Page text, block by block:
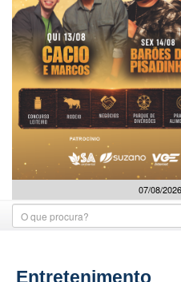
07/08/
Entretenimento